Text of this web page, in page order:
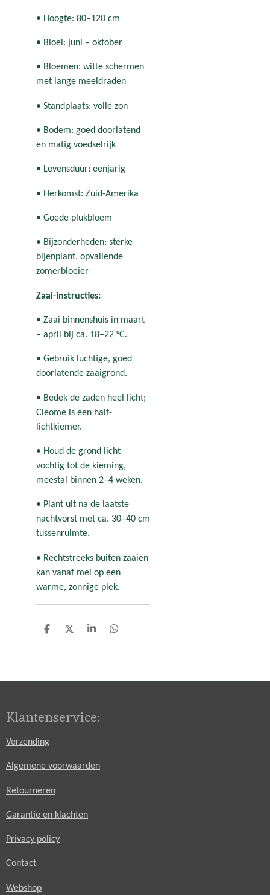
• Hoogte: 80–120 cm
• Bloei: juni – oktober
• Bloemen: witte schermen
met lange meeldraden
• Standplaats: volle zon
• Bodem: goed doorlatend
en matig voedselrijk
• Levensduur: eenjarig
• Herkomst: Zuid-Amerika
• Goede plukbloem
• Bijzonderheden: sterke
bijenplant, opvallende
zomerbloeier
Zaai-instructies:
• Zaai binnenshuis in maart
– april bij ca. 18–22 °C.
• Gebruik luchtige, goed
doorlatende zaaigrond.
• Bedek de zaden heel licht;
Cleome is een half-
lichtkiemer.
• Houd de grond licht
vochtig tot de kieming,
meestal binnen 2–4 weken.
• Plant uit na de laatste
nachtvorst met ca. 30–40 cm
tussenruimte.
• Rechtstreeks buiten zaaien
kan vanaf mei op een
warme, zonnige plek.
D
D
S
D
Klantenservice:
Verzending
Algemene voorwaarden
Retourneren
Garantie en klachten
Privacy policy
Contact
Webshop